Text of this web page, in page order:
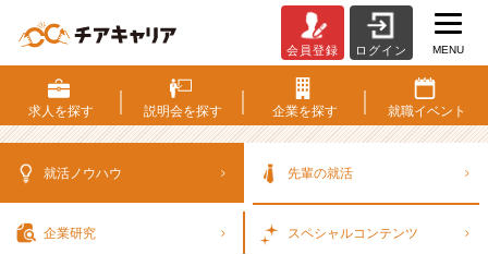
0
2
6
会員登録 ログイン MENU
求人を探す 説明会を探す 企業を探す 就職イベント
就活ノウハウ 先輩の就活
企業研究 スペシャルコンテンツ